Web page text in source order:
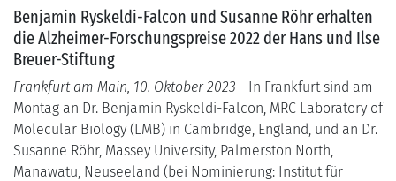
Benjamin Ryskeldi-Falcon und Susanne Röhr erhalten
die Alzheimer-Forschungspreise 2022 der Hans und Ilse
Breuer-Stiftung
Frankfurt am Main, 10. Oktober 2023 - In Frankfurt sind am
Montag an Dr. Benjamin Ryskeldi-Falcon, MRC Laboratory of
Molecular Biology (LMB) in Cambridge, England, und an Dr.
Susanne Röhr, Massey University, Palmerston North,
Manawatu, Neuseeland (bei Nominierung: Institut für